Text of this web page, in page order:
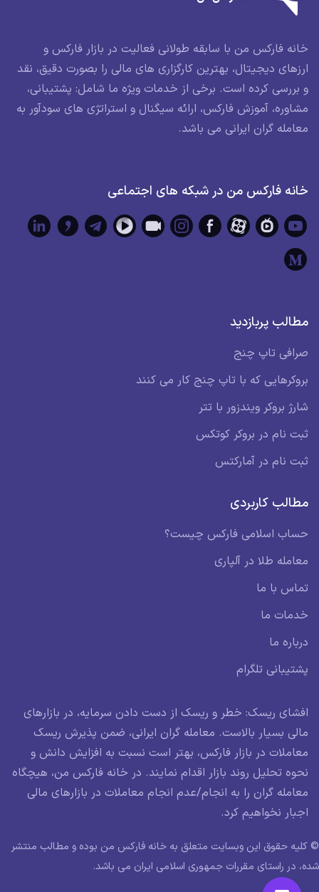
خانه فارکس من با سابقه طولانی فعالیت در بازار فارکس و
ارزهای دیجیتال، بهترین کارگزاری های مالی را بصورت دقیق، نقد
و بررسی کرده است. برخی از خدمات ویژه ما شامل: پشتیبانی،
مشاوره، آموزش فارکس، ارائه سیگنال و استراتژی های سودآور به
معامله گران ایرانی می باشد.
خانه فارکس من در شبکه های اجتماعی
مطالب پربازدید
صرافی تاپ چنج
بروکرهایی که با تاپ چنج کار می کنند
شارژ بروکر ویندزور با تتر
ثبت نام در بروکر کوتکس
ثبت نام در آمارکتس
مطالب کاربردی
حساب اسلامی فارکس چیست؟
معامله طلا در آلپاری
تماس با ما
خدمات ما
درباره ما
پشتیبانی تلگرام
افشای ریسک: خطر و ریسک از دست دادن سرمایه، در بازارهای
مالی بسیار بالاست. معامله گران ایرانی، ضمن پذیرش ریسک
معاملات در بازار فارکس، بهتر است نسبت به افزایش دانش و
نحوه تحلیل روند بازار اقدام نمایند. در خانه فارکس من، هیچگاه
معامله گران را به انجام/عدم انجام معاملات در بازارهای مالی
اجبار نخواهیم کرد.
© کلیه حقوق این وبسایت متعلق به خانه فارکس من بوده و مطالب منتشر
شده، در راستای مقررات جمهوری اسلامی ایران می باشد.